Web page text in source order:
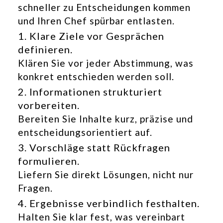
schneller zu Entscheidungen kommen
und Ihren Chef spürbar entlasten.
1. Klare Ziele vor Gesprächen
definieren.
Klären Sie vor jeder Abstimmung, was
konkret entschieden werden soll.
2. Informationen strukturiert
vorbereiten.
Bereiten Sie Inhalte kurz, präzise und
entscheidungsorientiert auf.
3. Vorschläge statt Rückfragen
formulieren.
Liefern Sie direkt Lösungen, nicht nur
Fragen.
4. Ergebnisse verbindlich festhalten.
Halten Sie klar fest, was vereinbart